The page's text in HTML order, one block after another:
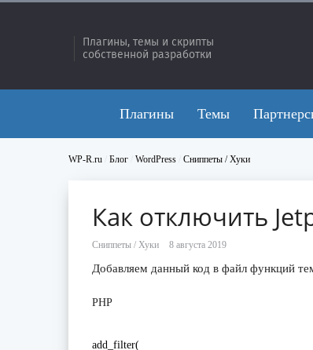
Плагины, темы и скрипты
собственной разработки
Плагины Темы
WP-R.ru Блог WordPress Сниппеты / Хуки
Как отключить
Сниппеты / Хуки
Добавляем данный код в файл функций
PHP